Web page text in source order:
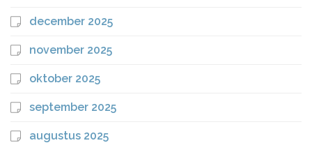
december 2025
november 2025
oktober 2025
september 2025
augustus 2025